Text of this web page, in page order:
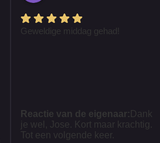
Geweldige middag gehad!
Reactie van de eigenaar: Dank
je wel, Jose. Kort maar krachtig.
Tot een volgende keer.